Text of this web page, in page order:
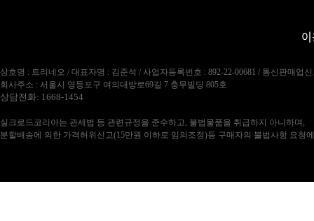
상호명 : 트리네오 / 대표자명 : 김준석 / 사업자등록번호 : 892-22-00681 / 통신판매업
회사주소 : 서울시 영등포구 여의대방로69길 7 충무빌딩 805호
상담전화: 1668-1454
실크로드코리아는 관세법 등 관련규정을 준수하고, 불법물품을 취급하지 아니하며,
분할배송에 의한 가격허위신고(15만원 이하로 임의조정)등 구매자의 불법사항 요청